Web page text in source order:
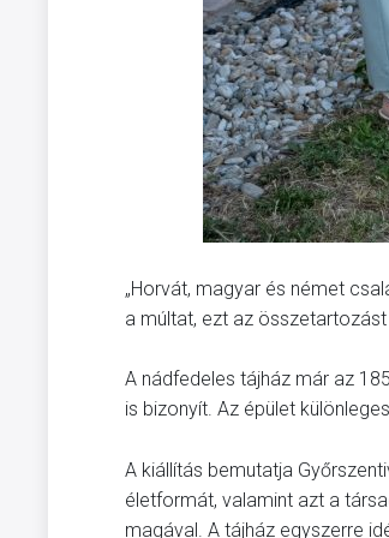
„Horvát, magyar és német
a múltat, ezt az
A nádfedeles tájház már az
is bizonyít. Az épület
A kiállítás bemutatja
életformát, valamint azt a
magával. A tájház egyszerre